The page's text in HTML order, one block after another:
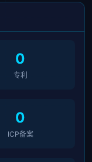
0
专利
0
ICP备案